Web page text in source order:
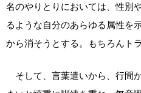
名のやりとりにおいては、性別
るような自分のあらゆる属性を
から消そうとする。もちろんト
そして、言葉遣いから、行間